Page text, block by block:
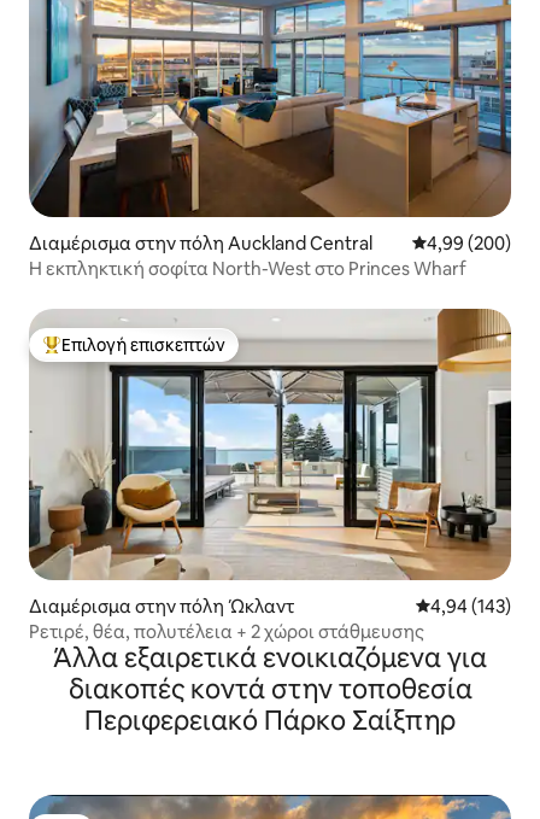
Διαμέρισμα στην πόλη Auckland Central Μέση
4,99 (200)
Η εκπληκτική σοφίτα North-West στο Princes Wharf
Κορυφαία επιλογή επισκεπτών
Επιλογή επισκεπτών
Διαμέρισμα στην πόλη Ώκλαντ Μέση
4,94 (143)
Ρετιρέ, θέα, πολυτέλεια + 2 χώροι στάθμευσης
Άλλα εξαιρετικά ενοικιαζόμενα για
διακοπές κοντά στην τοποθεσία
Περιφερειακό Πάρκο Σαίξπηρ